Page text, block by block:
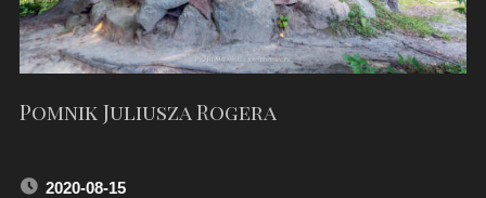
LASU"
Pomnik Juliusza Rogera
2020-08-15